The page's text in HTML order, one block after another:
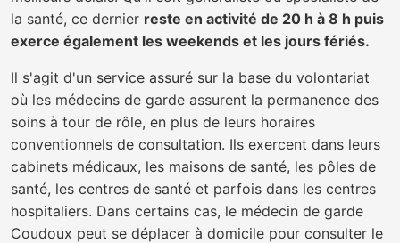
la santé, ce dernier reste en activité de 20 h à 8 h puis
exerce également les weekends et les jours fériés.
Il s'agit d'un service assuré sur la base du volontariat
où les médecins de garde assurent la permanence des
soins à tour de rôle, en plus de leurs horaires
conventionnels de consultation. Ils exercent dans leurs
cabinets médicaux, les maisons de santé, les pôles de
santé, les centres de santé et parfois dans les centres
hospitaliers. Dans certains cas, le médecin de garde
Coudoux peut se déplacer à domicile pour consulter le